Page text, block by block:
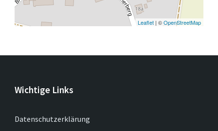
Leaflet | ©OpenStreetMap
Wichtige Links
Datenschutzerklärung